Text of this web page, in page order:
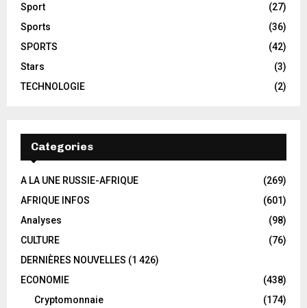
Sport
(27)
Sports
(36)
SPORTS
(42)
Stars
(3)
TECHNOLOGIE
(2)
Categories
A LA UNE RUSSIE-AFRIQUE
(269)
AFRIQUE INFOS
(601)
Analyses
(98)
CULTURE
(76)
DERNIÈRES NOUVELLES (1 426)
ECONOMIE
(438)
Cryptomonnaie
(174)